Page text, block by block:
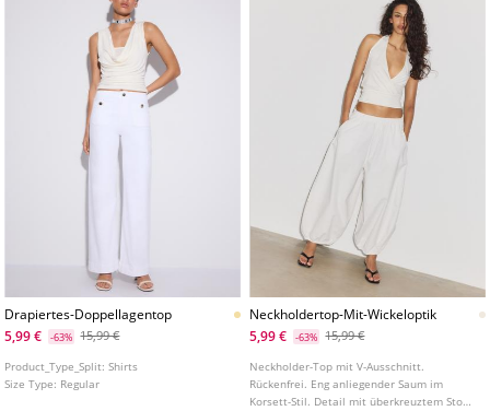
Drapiertes-Doppellagentop
5,99 €
-63% 15,99 €
Product_Type_Split:Shirts
Size Type: Regular
Neckholdertop-Mit-Wickeloptik
5,99 €
-63% 15,99 €
Neckholder-Top mit V-Ausschnitt.
Rückenfrei. Eng anliegender Saum im
Korsett-Stil. Detail mit überkreuztem Stoff